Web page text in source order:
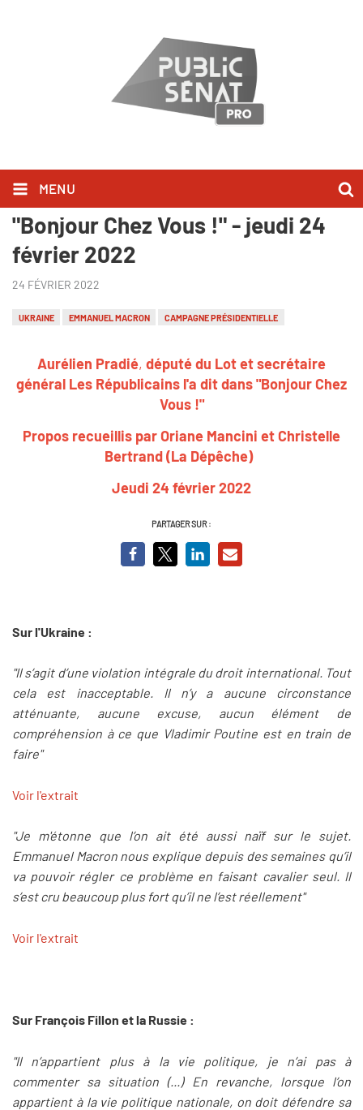
MENU
Aurélien Pradié l'a dit dans
"Bonjour Chez Vous !" - jeudi 24
février 2022
24 FÉVRIER 2022
UKRAINE EMMANUEL MACRON CAMPAGNE PRÉSIDENTIELLE
Aurélien Pradié, député du Lot et secrétaire
général Les Républicains l'a dit dans "Bonjour Chez
Vous !"
Propos recueillis par Oriane Mancini et Christelle
Bertrand (La Dépêche)
Jeudi 24 février 2022
PARTAGER SUR :
Sur l'Ukraine :
"Il s’agit d’une violation intégrale du droit international. Tout
cela est inacceptable. Il n’y a aucune circonstance
atténuante, aucune excuse, aucun élément de
compréhension à ce que Vladimir Poutine est en train de
faire"
Voir l'extrait
"Je m'étonne que l’on ait été aussi naïf sur le sujet.
Emmanuel Macron nous explique depuis des semaines qu’il
va pouvoir régler ce problème en faisant cavalier seul. Il
s’est cru beaucoup plus fort qu’il ne l’est réellement"
Voir l'extrait
Sur François Fillon et la Russie :
"Il n’appartient plus à la vie politique, je n’ai pas à
commenter sa situation (...) En revanche, lorsque l’on
appartient à la vie politique nationale, on doit défendre sa